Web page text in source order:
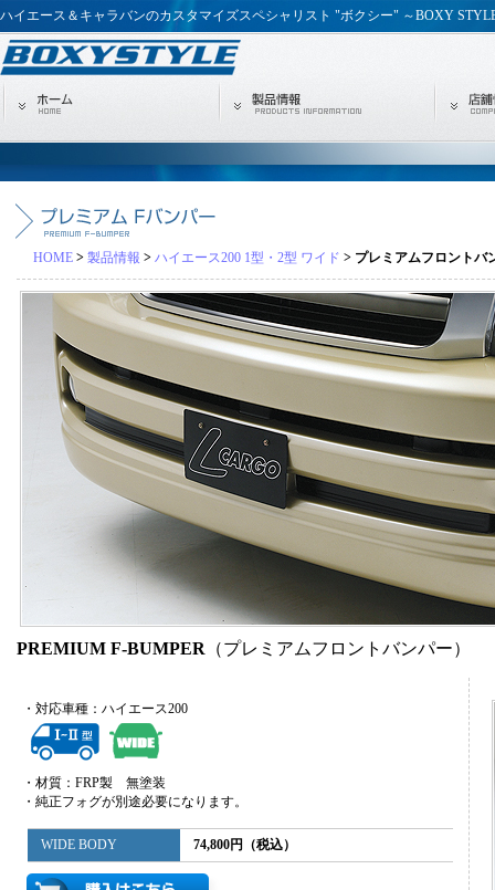
ハイエース＆キャラバンのカスタマイズスペシャリスト "ボクシー" ～BOXY
HOME > 製品情報 > ハイエース200 1型・2型 ワイド > プレミアムフロントバ
PREMIUM F-BUMPER （プレミアムフロントバンパー）
・対応車種：ハイエース200
・材質：FRP製 無塗装
・純正フォグが別途必要になります。
WIDE BODY 74,800円（税込）